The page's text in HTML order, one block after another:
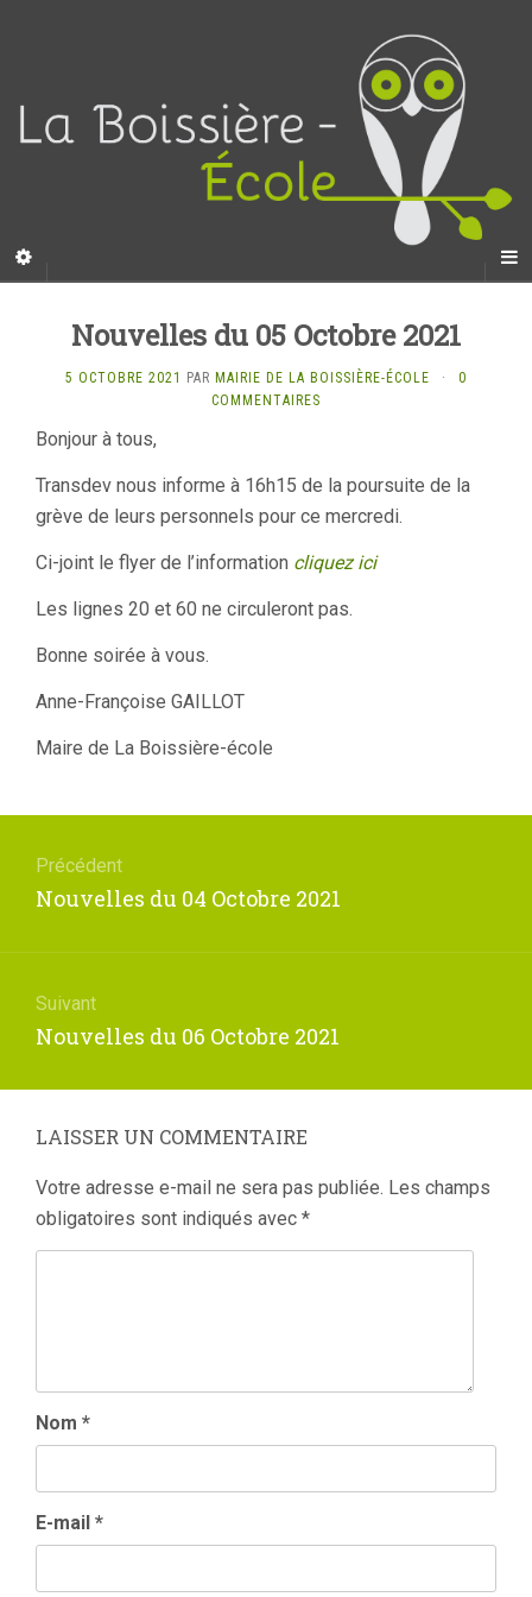
Nouvelles du 05 Octobre 2021
5 OCTOBRE 2021 PAR MAIRIE DE LA BOISSIÈRE-ÉCOLE ·
0
COMMENTAIRES
Bonjour à tous,
Transdev nous informe à 16h15 de la poursuite de la
grève de leurs personnels pour ce mercredi.
Ci-joint le flyer de l’information cliquez ici
Les lignes 20 et 60 ne circuleront pas.
Bonne soirée à vous.
Anne-Françoise GAILLOT
Maire de La Boissière-école
l’article
Précédent
Article
:
Nouvelles du 04 Octobre 2021
Suivant
Article
:
Nouvelles du 06 Octobre 2021
LAISSER UN COMMENTAIRE
Votre adresse e-mail ne sera pas publiée. Les champs
obligatoires sont indiqués avec *
Nom *
E-mail *